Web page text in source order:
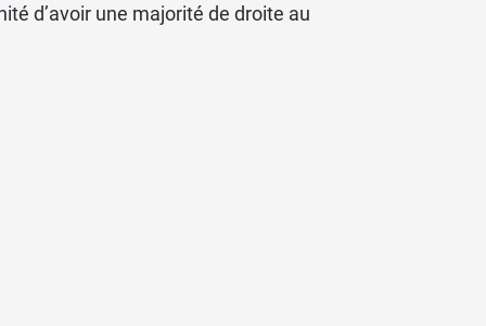
d’avoir une majorité de droite au